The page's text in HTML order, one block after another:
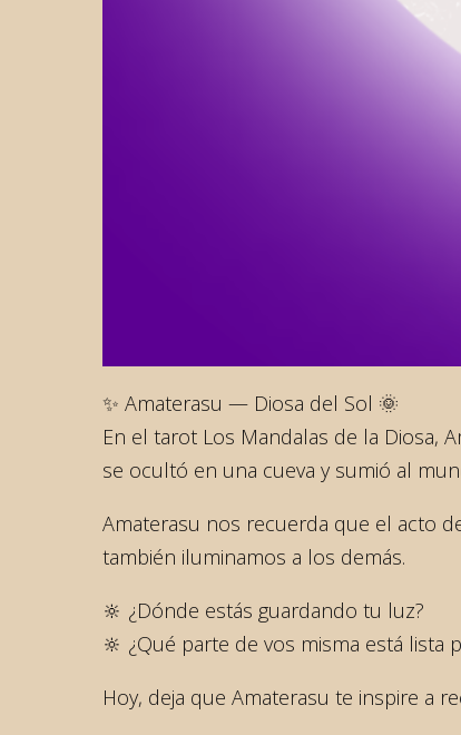
✨ Amaterasu — Diosa del Sol 🌞
En el tarot Los Mandalas de la Diosa,
se ocultó en una cueva y sumió al
Amaterasu nos recuerda que el acto
también iluminamos a los demás.
🔆 ¿Dónde estás guardando tu luz?
🔆 ¿Qué parte de vos misma está lista
Hoy, deja que Amaterasu te inspire a